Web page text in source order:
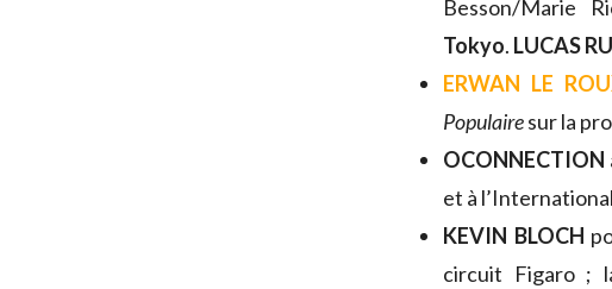
Besson/Marie
Tokyo. LUCAS
ERWAN LE
Populairesur la
OCONNECTION
et à
KEVIN BLOCH
circuit Figaro ;